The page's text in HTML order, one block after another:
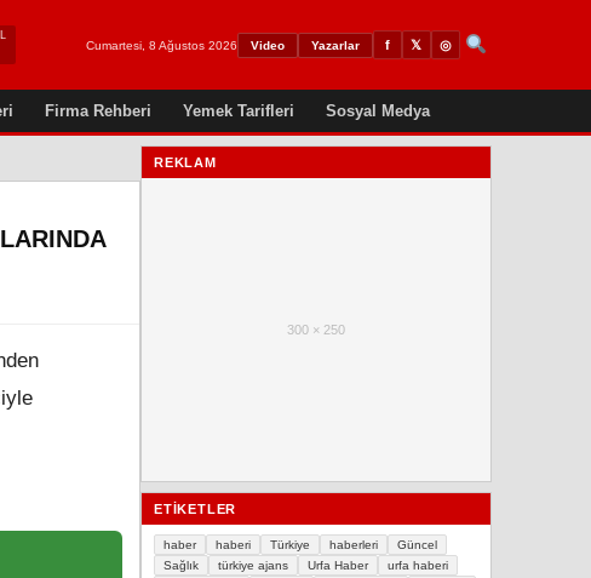
Cumartesi, 8 Ağustos 2026 Video Yazarlar f 𝕏 ◎
Firma Rehberi Yemek Tarifleri Sosyal Medya
REKLAM
300 × 250
ETIKETLER
haber haberi Türkiye haberleri
Güncel
Sağlık
türkiye ajans Urfa Haber
urfa haberi